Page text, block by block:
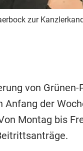
zur
von
Anfang der
Montag bis